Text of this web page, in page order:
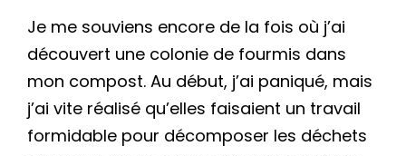
Je me souviens encore de la fois où j’ai
découvert une colonie de fourmis dans
mon compost. Au début, j’ai paniqué, mais
j’ai vite réalisé qu’elles faisaient un travail
formidable pour décomposer les déchets